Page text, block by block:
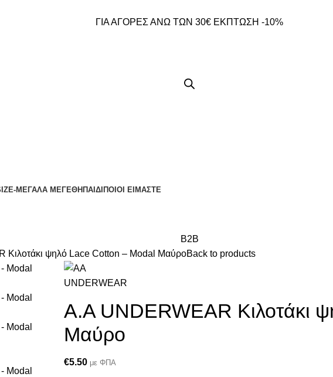
ΓΙΑ ΑΓΟΡΕΣ ΑΝΩ ΤΩΝ 30€ ΕΚΠΤΩΣΗ -10%
-ΜΕΓΑΛΑ ΜΕΓΕΘΗ ΠΑΙΔΙ ΠΟΙΟΙ ΕΙΜΑΣΤΕ
B2B
Κιλοτάκι ψηλό Lace Cotton – Modal ΜαύροBack to products
A.A UNDERWEAR Κιλοτάκι
Μαύρο
€5.50 με ΦΠΑ